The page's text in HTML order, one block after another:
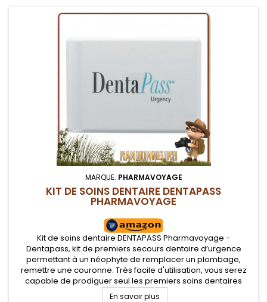
MARQUE: PHARMAVOYAGE
KIT DE SOINS DENTAIRE DENTAPASS
PHARMAVOYAGE
Kit de soins dentaire DENTAPASS Pharmavoyage -
Dentapass, kit de premiers secours dentaire d’urgence
permettant à un néophyte de remplacer un plombage,
remettre une couronne. Très facile d'utilisation, vous serez
capable de prodiguer seul les premiers soins dentaires
avant intervention d'un dentiste
En savoir plus